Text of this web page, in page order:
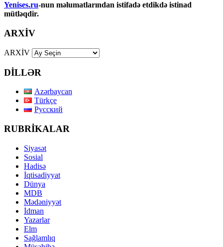
Yenises.ru-nun məlumatlarından istifadə etdikdə istinad
mütləqdir.
ARXİV
ARXİV
DİLLƏR
Azərbaycan
Türkçe
Русский
RUBRİKALAR
Siyasət
Sosial
Hadisə
İqtisadiyyat
Dünya
MDB
Mədəniyyət
İdman
Yazarlar
Elm
Sağlamlıq